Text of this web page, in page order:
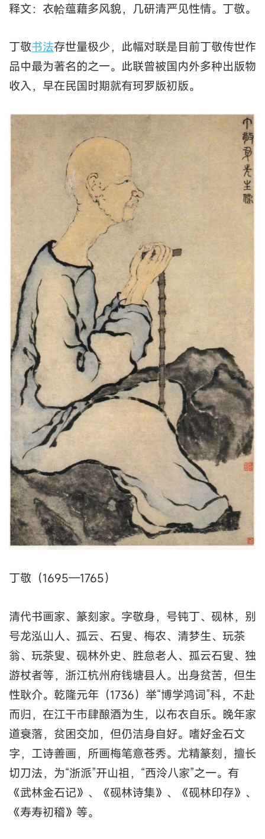
释文：衣帢蕴藉多风貌，几研清严见性情。丁敬。
丁敬书法存世量极少，此幅对联是目前丁敬传世作
品中最为著名的之一。此联曾被国内外多种出版物
收入，早在民国时期就有珂罗版初版。
丁敬（1695—1765）
清代书画家、篆刻家。字敬身，号钝丁、砚林，别
号龙泓山人、孤云、石叟、梅农、清梦生、玩茶
翁、玩茶叟、砚林外史、胜怠老人、孤云石叟、独
游杖者等，浙江杭州府钱塘县人。出身贫苦，但生
性耿介。乾隆元年（1736）举“博学鸿词”科，不赴
而归，在江干市肆酿酒为生，以布衣自乐。晚年家
道衰落，贫困交加，但仍洁身自好。嗜好金石文
字，工诗善画，所画梅笔意苍秀。尤精篆刻，擅长
切刀法，为“浙派”开山祖，“西泠八家”之一。有
《武林金石记》、《砚林诗集》、《砚林印存》、
《寿寿初稽》等。